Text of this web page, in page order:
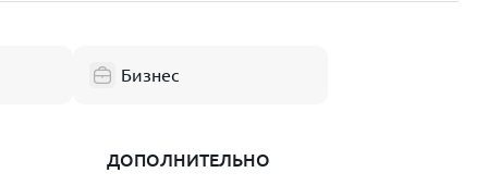
Республика Коми
Бизнес
ДОПОЛНИТЕЛЬНО